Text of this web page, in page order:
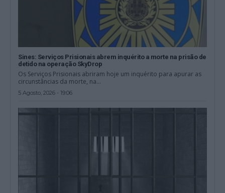
Sines: Serviços Prisionais abrem inquérito a morte na prisão de
detido na operação SkyDrop
Os Serviços Prisionais abriram hoje um inquérito para apurar as
circunstâncias da morte, na...
5 Agosto, 2026 - 19:06